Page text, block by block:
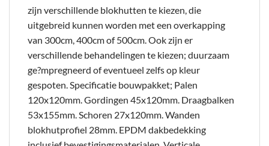
zijn verschillende blokhutten te kiezen, die
uitgebreid kunnen worden met een overkapping
van 300cm, 400cm of 500cm. Ook zijn er
verschillende behandelingen te kiezen; duurzaam
ge?mpregneerd of eventueel zelfs op kleur
gespoten. Specificatie bouwpakket; Palen
120x120mm. Gordingen 45x120mm. Draagbalken
53x155mm. Schoren 27x120mm. Wanden
blokhutprofiel 28mm. EPDM dakbedekking